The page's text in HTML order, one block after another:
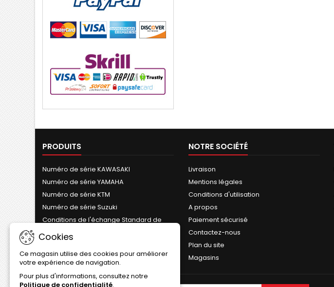
PRODUITS
Numéro de série KAWASAKI
Numéro de série YAMAHA
Numéro de série KTM
Numéro de série Suzuki
Conditions de l'échange Standard de
Cylindre
NOTRE SOCIÉTÉ
Livraison
Mentions légales
Conditions d'utilisation
A propos
Paiement sécurisé
Contactez-nous
Plan du site
Magasins
Cookies
Ce magasin utilise des cookies pour améliorer
votre expérience de navigation.
Pour plus d'informations, consultez notre
Politique de confidentialité.